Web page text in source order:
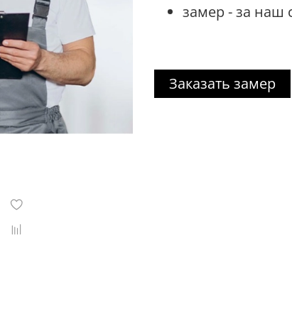
замер - за наш
Заказать замер